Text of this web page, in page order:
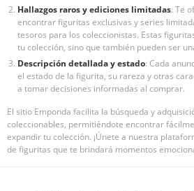
Hallazgos raros y ediciones limitadas: Te
encontrar figuritas exclusivas y series
tesoros para los coleccionistas. Estas
tu colección, sino que también pueden ser
Descripción detallada y estado: Cada
el estado de la figurita, su rareza y otras
a tomar decisiones informadas al comprar.
El sitio Emponda facilita la búsqueda y
coleccionables, permitiéndote encontrar
expandir tu colección. ¡Únete a nuestra
de figuritas que te brindará momentos